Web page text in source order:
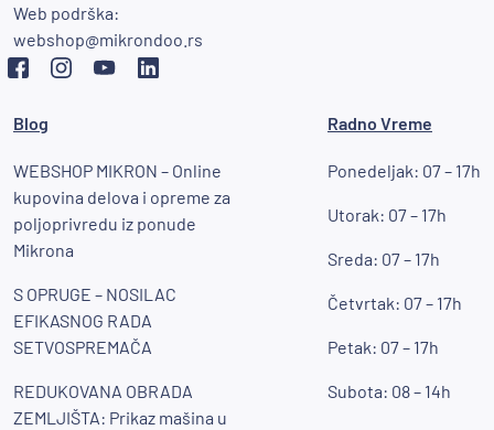
Web podrška:
webshop@mikrondoo.rs
Blog
WEBSHOP MIKRON – Online
kupovina delova i opreme za
poljoprivredu iz ponude
Mikrona
S OPRUGE – NOSILAC
EFIKASNOG RADA
SETVOSPREMAČA
REDUKOVANA OBRADA
ZEMLJIŠTA: Prikaz mašina u
Radno Vreme
Ponedeljak: 07 – 17h
Utorak: 07 – 17h
Sreda: 07 – 17h
Četvrtak: 07 – 17h
Petak: 07 – 17h
Subota: 08 – 14h